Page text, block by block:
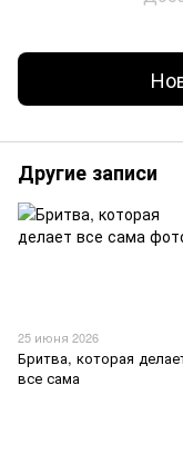
Другие записи
25 июня 2026
Бритва, которая
все сама